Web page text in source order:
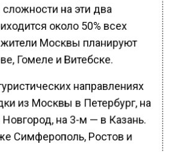
на эти два
около 50% всех
Москвы планируют
Гомеле и Витебске.
направлениях
из Москвы в Петербург, на
на 3-м — в Казань.
Симферополь, Ростов и